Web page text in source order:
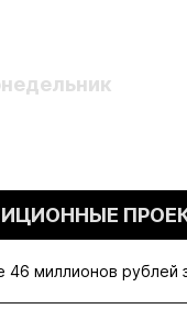
миллионов рублей